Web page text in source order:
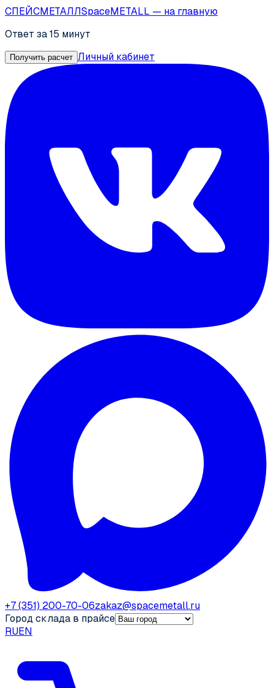
СПЕЙСМЕТАЛЛSpaceMETALL — на главную
Ответ за 15 минут
Получить расчет Личный кабинет
+7 (351) 200-70-06zakaz@spacemetall.ru
Город склада в прайсе
RUEN